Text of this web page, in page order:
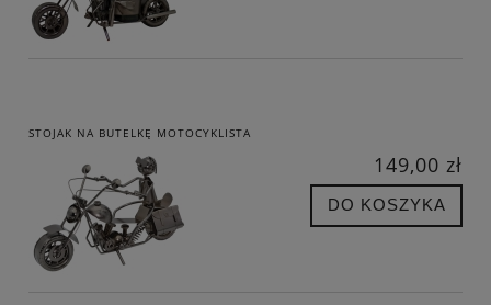
STOJAK NA BUTELKĘ MOTOCYKLISTA
149,00 zł
DO KOSZYKA